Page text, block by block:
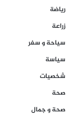
رياضة
زراعة
سياحة و سفر
سياسة
شخصيات
صحة
صحة و جمال